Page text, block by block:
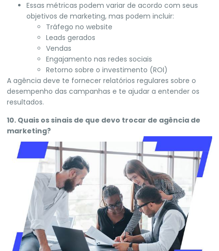
Essas métricas podem variar de acordo com seus
objetivos de marketing, mas podem incluir:
Tráfego no website
Leads gerados
Vendas
Engajamento nas redes sociais
Retorno sobre o investimento (ROI)
A agência deve te fornecer relatórios regulares sobre o
desempenho das campanhas e te ajudar a entender os
resultados.
10. Quais os sinais de que devo trocar de agência de
marketing?